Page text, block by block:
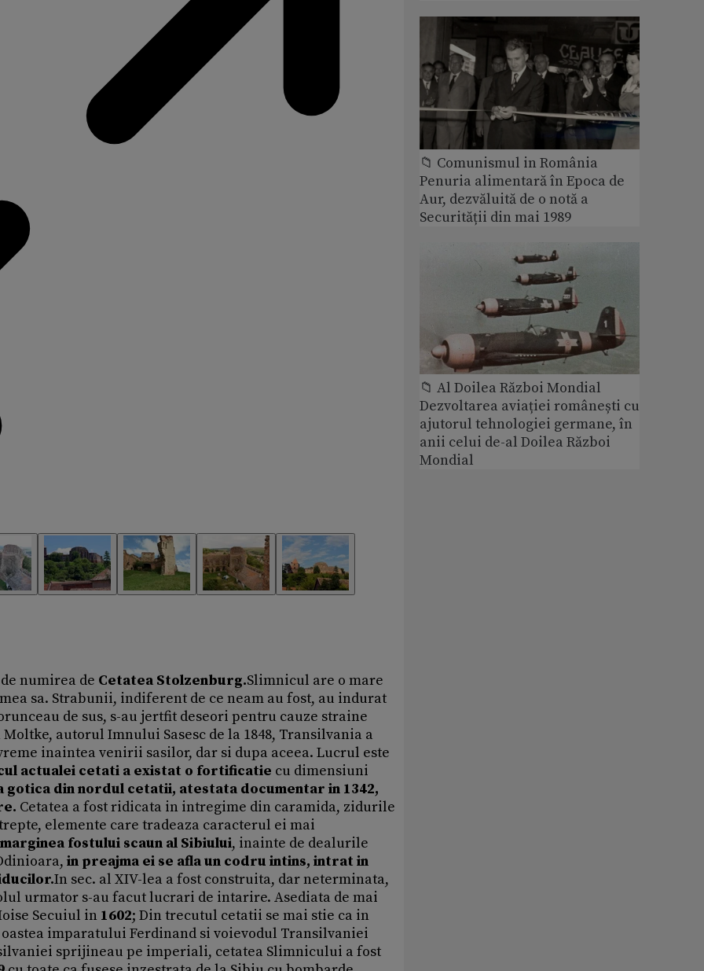
numirea de Cetatea Stolzenburg.Slimnicul are o mare
sa. Strabunii, indiferent de ce neam au fost, au indurat
de sus, s-au jertfit deseori pentru cauze straine
autorul Imnului Sasesc de la 1848, Transilvania a
inaintea venirii sasilor, dar si dupa aceea. Lucrul este
actualei cetati a existat o fortificatie cu dimensiuni
gotica din nordul cetatii, atestata documentar in 1342,
Cetatea a fost ridicata in intregime din caramida, zidurile
elemente care tradeaza caracterul ei mai
fostului scaun al Sibiului, inainte de dealurile
in preajma ei se afla un codru intins, intrat in
In sec. al XIV-lea a fost construita, dar neterminata,
urmator s-au facut lucrari de intarire. Asediata de mai
Secuiul in 1602; Din trecutul cetatii se mai stie ca in
imparatului Ferdinand si voievodul Transilvaniei
sprijineau pe imperiali, cetatea Slimnicului a fost
📁 Comunismul in România
Penuria alimentară în Epoca de
Aur, dezvăluită de o notă a
Securității din mai 1989
📁 Al Doilea Război Mondial
Dezvoltarea aviației românești cu
ajutorul tehnologiei germane, în
anii celui de-al Doilea Război
Mondial